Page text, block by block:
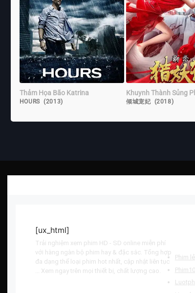
Thảm Họa Bão Katrina
HOURS (2013)
Khuynh Thành Sủng
倾城宠妃 (2018)